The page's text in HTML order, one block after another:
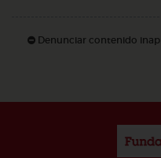
Denunciar contenido